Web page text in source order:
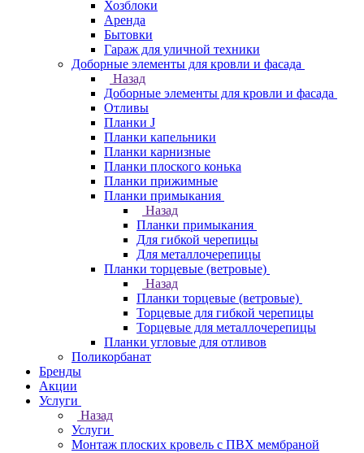
Хозблоки
Аренда
Бытовки
Гараж для уличной техники
Доборные элементы для кровли и фасада
Назад
Доборные элементы для кровли и фасада
Отливы
Планки J
Планки капельники
Планки карнизные
Планки плоского конька
Планки прижимные
Планки примыкания
Назад
Планки примыкания
Для гибкой черепицы
Для металлочерепицы
Планки торцевые (ветровые)
Назад
Планки торцевые (ветровые)
Торцевые для гибкой черепицы
Торцевые для металлочерепицы
Планки угловые для отливов
Поликорбанат
Бренды
Акции
Услуги
Назад
Услуги
Монтаж плоских кровель с ПВХ мембраной